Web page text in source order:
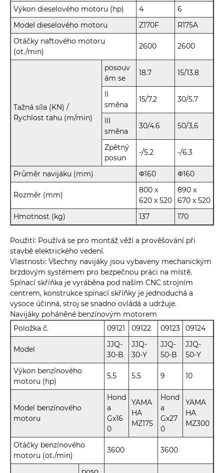
Výkon dieselového motoru (hp)
4
6
Model dieselového motoru
Z170F
R175A
Otáčky naftového motoru
(ot./min)
2600 2600
Tažná síla (KN) /
Rychlost tahu (m/min)
posouv
ám se
18.7 15/13.8
II
směna
15/7.2 30/5.7
III
směna
30/4.6 50/3,6
Zpětný
posun
-/5.2 -/6.3
Průměr navijáku (mm) Φ160 Φ160
Rozměr (mm)
800 x
620 x 520
890 x
670 x 520
Hmotnost (kg)
137 170
Použití: Používá se pro montáž věží a prověšování při
stavbě elektrického vedení.
Vlastnosti: Všechny navijáky jsou vybaveny mechanickým
brzdovým systémem pro bezpečnou práci na místě.
Spínací skříňka je vyráběna pod naším CNC strojním
centrem, konstrukce spínací skříňky je jednoduchá a
vysoce účinná, stroj se snadno ovládá a udržuje.
Navijáky poháněné benzínovým motorem
Položka č.
09121 09122 09123 09124
Model
JJQ-
30-B
JJQ-
30-Y
JJQ-
50-B
JJQ-
50-Y
Výkon benzínového
motoru (hp)
5.5 5.5 9 10
Model benzínového
motoru
Hond
a
Gx16
0
YAMA
HA
MZ175
Hond
a
Gx27
0
YAMA
HA
MZ300
Otáčky benzínového
motoru (ot./min)
3600 3600